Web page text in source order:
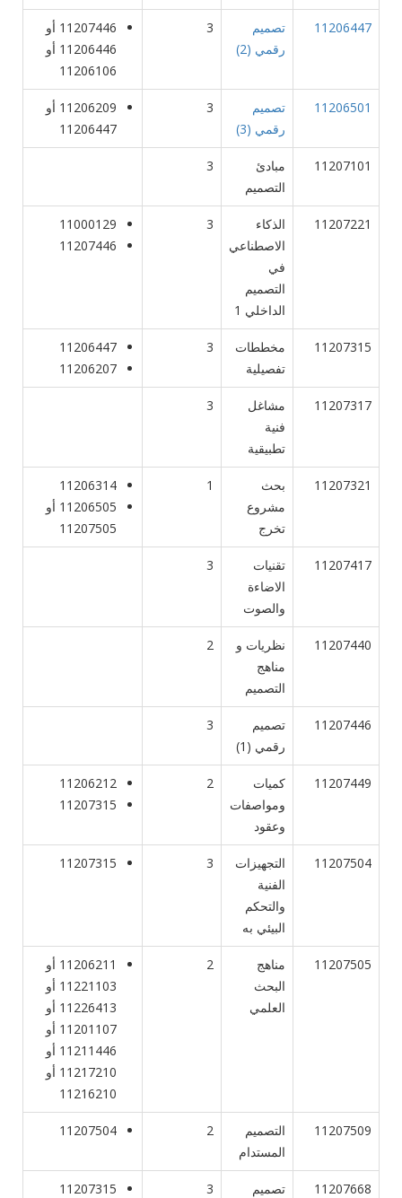
11206447
تصميم
رقمي (2)
3
11207446 أو
11206446 أو
11206106
11206501
تصميم
رقمي (3)
3
11206209 أو
11206447
11207101
مبادئ
التصميم
3
11207221
الذكاء
الاصطناعي
في
التصميم
الداخلي 1
3
11000129
11207446
11207315
مخططات
تفصيلية
3
11206447
11206207
11207317
مشاغل
فنية
تطبيقية
3
11207321
بحث
مشروع
تخرج
1
11206314
11206505 أو
11207505
11207417
تقنيات
الاضاءة
والصوت
3
11207440
نظريات و
مناهج
التصميم
2
11207446
تصميم
رقمي (1)
3
11207449
كميات
ومواصفات
وعقود
2
11206212
11207315
11207504
التجهيزات
الفنية
والتحكم
البيئي به
3
11207315
11207505
مناهج
البحث
العلمي
2
11206211 أو
11221103 أو
11226413 أو
11201107 أو
11211446 أو
11217210 أو
11216210
11207509
التصميم
المستدام
2
11207504
11207668
تصميم
3
11207315